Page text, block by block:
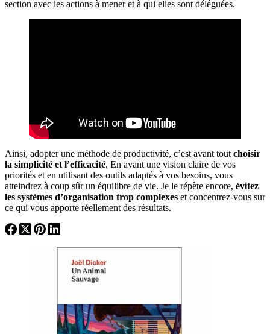
section avec les actions à mener et à qui elles sont déléguées.
Ainsi, adopter une méthode de productivité, c’est avant tout choisir
la simplicité et l’efficacité. En ayant une vision claire de vos
priorités et en utilisant des outils adaptés à vos besoins, vous
atteindrez à coup sûr un équilibre de vie. Je le répète encore, évitez
les systèmes d’organisation trop complexes et concentrez-vous sur
ce qui vous apporte réellement des résultats.